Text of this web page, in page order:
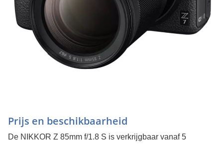
Prijs en beschikbaarheid
De NIKKOR Z 85mm f/1.8 S is verkrijgbaar vanaf 5